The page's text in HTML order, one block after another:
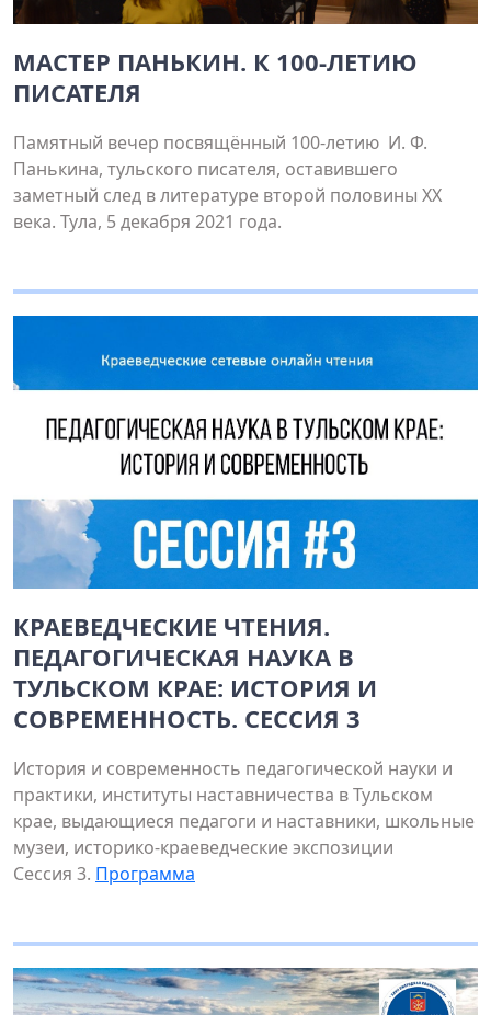
МАСТЕР ПАНЬКИН. К 100-ЛЕТИЮ
ПИСАТЕЛЯ
Памятный вечер посвящённый 100-летию И. Ф.
Панькина, тульского писателя, оставившего
заметный след в литературе второй половины XX
века. Тула, 5 декабря 2021 года.
КРАЕВЕДЧЕСКИЕ ЧТЕНИЯ.
ПЕДАГОГИЧЕСКАЯ НАУКА В
ТУЛЬСКОМ КРАЕ: ИСТОРИЯ И
СОВРЕМЕННОСТЬ. СЕССИЯ 3
История и современность педагогической науки и
практики, институты наставничества в Тульском
крае, выдающиеся педагоги и наставники, школьные
музеи, историко-краеведческие экспозиции
Сессия 3. Программа